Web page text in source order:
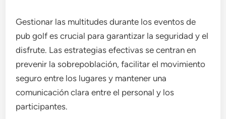
Gestionar las multitudes durante los eventos de
pub golf es crucial para garantizar la seguridad y el
disfrute. Las estrategias efectivas se centran en
prevenir la sobrepoblación, facilitar el movimiento
seguro entre los lugares y mantener una
comunicación clara entre el personal y los
participantes.